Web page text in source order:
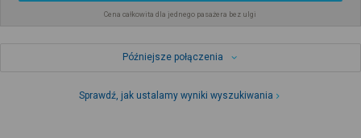
Cena całkowita dla jednego pasażera bez ulgi
Późniejsze połączenia
Sprawdź, jak ustalamy wyniki wyszukiwania